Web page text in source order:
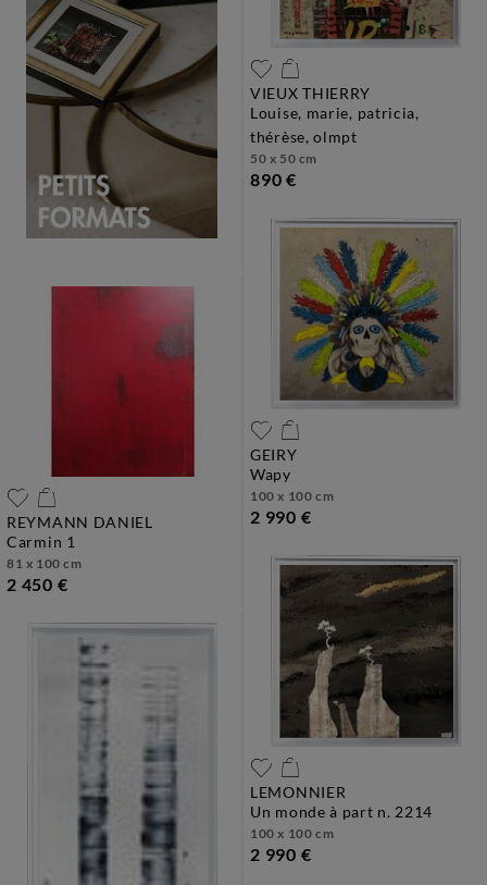
VIEUX THIERRY
louise, marie, patricia,
thérèse, olmpt
50 x 50 cm
890 €
GEIRY
wapy
100 x 100 cm
2 990 €
REYMANN DANIEL
carmin 1
81 x 100 cm
2 450 €
LEMONNIER
un monde à part n. 2214
100 x 100 cm
2 990 €